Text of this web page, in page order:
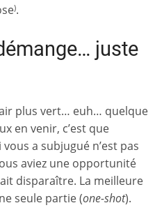
).
juste
plus vert… euh… quelque
en venir, c’est que
a subjugué n’est pas
aviez une opportunité
disparaître. La meilleure
seule partie (one-shot).